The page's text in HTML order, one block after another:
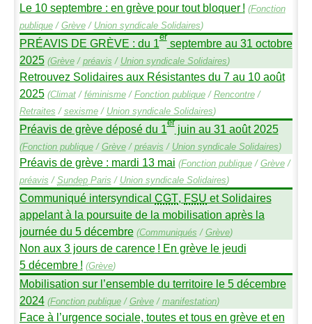
Le 10 septembre : en grève pour tout bloquer ! (Fonction
publique/ Grève/ Union syndicale Solidaires)
PRÉAVIS DE GRÈVE : du 1erseptembre au 31 octobre
2025 (Grève/ préavis / Union syndicale Solidaires)
Retrouvez Solidaires aux Résistantes du 7 au 10 août
2025 (Climat/ féminisme/ Fonction publique/ Rencontre/
Retraites / sexisme/ Union syndicale Solidaires)
Préavis de grève déposé du 1erjuin au 31 août 2025
(Fonction publique/ Grève/ préavis / Union syndicale Solidaires)
Préavis de grève : mardi 13 mai (Fonction publique/ Grève/
préavis / SundepParis / Union syndicale Solidaires)
Communiqué intersyndical CGT, FSU et Solidaires
appelant à la poursuite de la mobilisation après la
journée du 5 décembre (Communiqués / Grève)
Non aux 3 jours de carence ! En grève le jeudi
5 décembre ! (Grève)
Mobilisation sur l’ensemble du territoire le 5 décembre
2024 (Fonction publique/ Grève/ manifestation)
Face à l’urgence sociale, toutes et tous en grève et en